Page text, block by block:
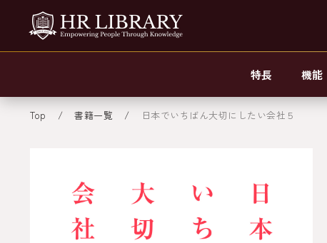
特長 機能
Top 書籍一覧 日本でいちばん大切にしたい会社５